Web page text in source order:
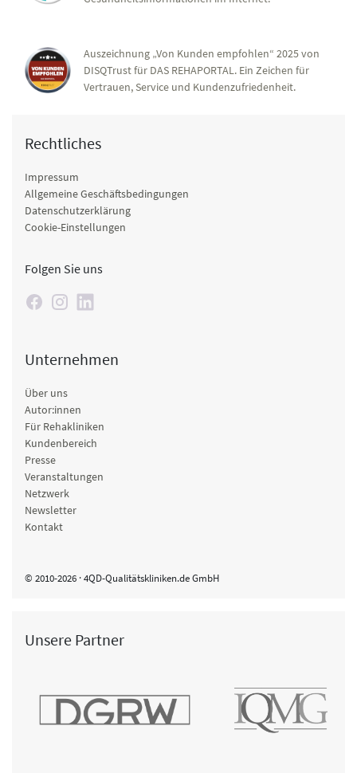
Auszeichnung „Von Kunden empfohlen“ 2025 von
DISQTrust für DAS REHAPORTAL. Ein Zeichen für
Vertrauen, Service und Kundenzufriedenheit.
Rechtliches
Impressum
Allgemeine Geschäftsbedingungen
Datenschutzerklärung
Cookie-Einstellungen
Folgen Sie uns
Unternehmen
Über uns
Autor:innen
Für Rehakliniken
Kundenbereich
Presse
Veranstaltungen
Netzwerk
Newsletter
Kontakt
© 2010-2026 · 4QD-Qualitätskliniken.de GmbH
Unsere Partner